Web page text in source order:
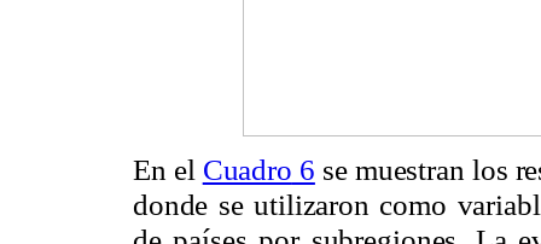
En el Cuadro 6 se muestran los
donde se utilizaron como